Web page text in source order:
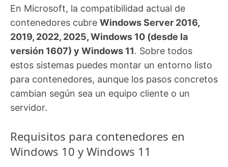
En Microsoft, la compatibilidad actual de
contenedores cubre Windows Server 2016,
2019, 2022, 2025, Windows 10 (desde la
versión 1607) y Windows 11. Sobre todos
estos sistemas puedes montar un entorno listo
para contenedores, aunque los pasos concretos
cambian según sea un equipo cliente o un
servidor.
Requisitos para contenedores en
Windows 10 y Windows 11